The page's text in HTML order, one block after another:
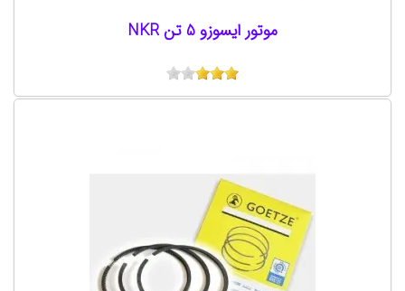
موتور ایسوزو 5 تن NKR